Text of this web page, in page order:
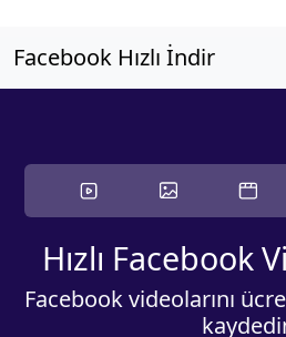
Facebook Hızlı İndir
Hızlı Facebook
Facebook videolarını